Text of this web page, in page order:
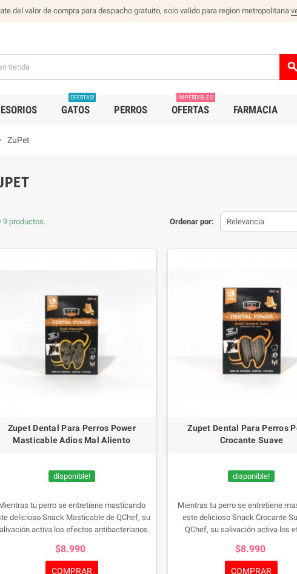
del valor de compra para despacho gratuito, solo valido para region metropolitana
search
GATOS
OFERTAS!
PERROS OFERTAS
IMPERDIBLES!
FARMACIA
ZuPet
Ordenar por: Relevancia
9 productos.
Zupet Dental Para Perros Power
Masticable Adios Mal Aliento
disponible!
tu perro se entretiene masticando
delicioso Snack Masticable de QChef, su
activa los efectos antibacterianos
la placa bacteriana existente en
$8.990
COMPRAR
Zupet Dental Para Perros
Crocante Suave
disponible!
Mientras tu perro se entretiene
este delicioso Snack Crocante
QChef, su salivación activa los
reduciendo notablemente la placa
$8.990
COMPRAR